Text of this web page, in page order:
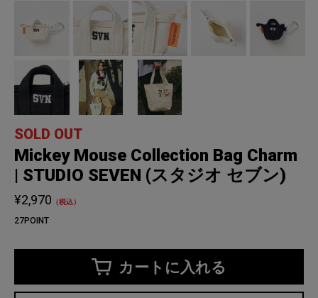
SOLD OUT
Mickey Mouse Collection Bag Charm
| STUDIO SEVEN (スタジオ セブン)
¥2,970 （税込）
27POINT
カートに入れる